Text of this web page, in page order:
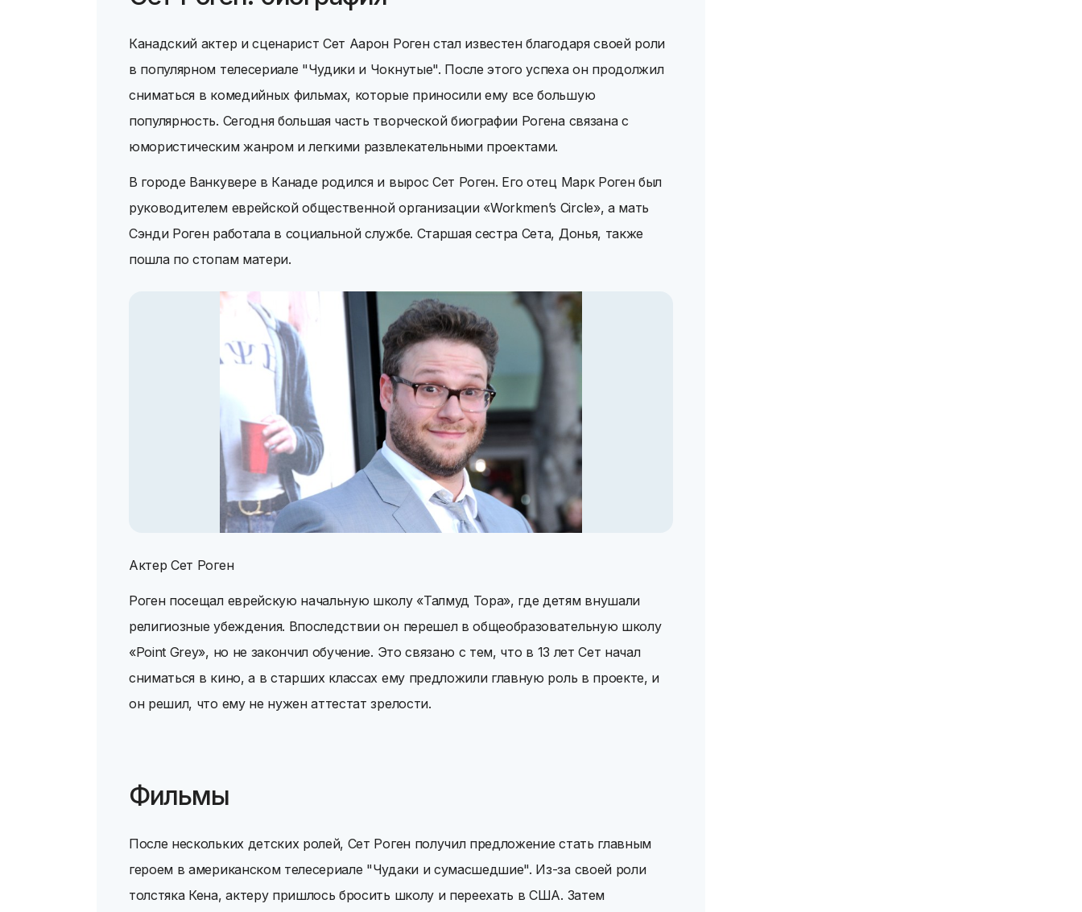
Канадский актер и сценарист Сет Аарон Роген стал известен благодаря своей роли
в популярном телесериале "Чудики и Чокнутые". После этого успеха он продолжил
сниматься в комедийных фильмах, которые приносили ему все большую
популярность. Сегодня большая часть творческой биографии Рогена связана с
юмористическим жанром и легкими развлекательными проектами.
В городе Ванкувере в Канаде родился и вырос Сет Роген. Его отец Марк Роген был
руководителем еврейской общественной организации «Workmen’s Circle», а мать
Сэнди Роген работала в социальной службе. Старшая сестра Сета, Донья, также
пошла по стопам матери.
Актер Сет Роген
Роген посещал еврейскую начальную школу «Талмуд Тора», где детям внушали
религиозные убеждения. Впоследствии он перешел в общеобразовательную школу
«Point Grey», но не закончил обучение. Это связано с тем, что в 13 лет Сет начал
сниматься в кино, а в старших классах ему предложили главную роль в проекте, и
он решил, что ему не нужен аттестат зрелости.
Фильмы
После нескольких детских ролей, Сет Роген получил предложение стать главным
героем в американском телесериале "Чудаки и сумасшедшие". Из-за своей роли
толстяка Кена, актеру пришлось бросить школу и переехать в США. Затем